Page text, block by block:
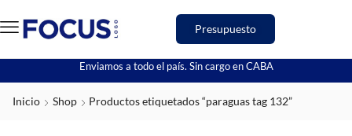
Presupuesto
Enviamos a todo el país. Sin cargo en CABA
Inicio Shop Productos etiquetados “paraguas tag 132”